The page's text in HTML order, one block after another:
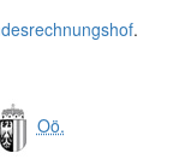
.
Oö.